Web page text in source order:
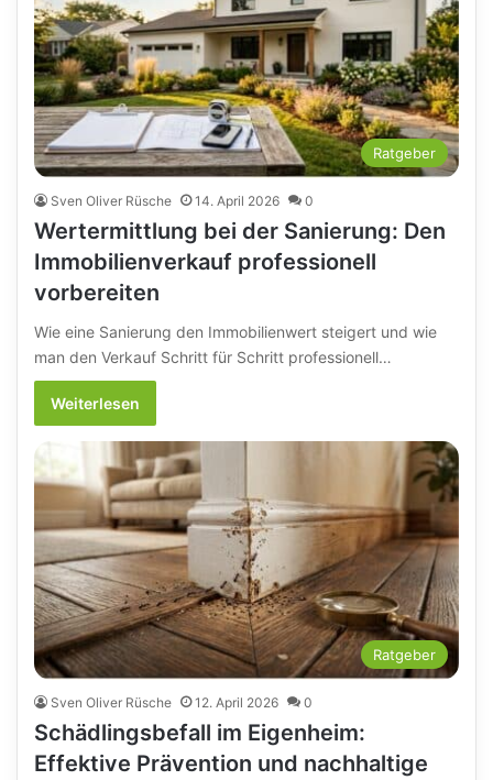
Ratgeber
Sven Oliver Rüsche 14. April 2026 0
Wertermittlung bei der Sanierung: Den
Immobilienverkauf professionell
vorbereiten
Wie eine Sanierung den Immobilienwert steigert und wie
man den Verkauf Schritt für Schritt professionell…
Weiterlesen
Ratgeber
Sven Oliver Rüsche 12. April 2026 0
Schädlingsbefall im Eigenheim:
Effektive Prävention und nachhaltige